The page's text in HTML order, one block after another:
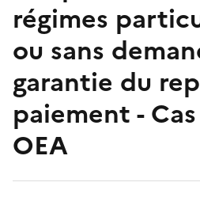
régimes
ou sans
garantie du
paiement -
OEA